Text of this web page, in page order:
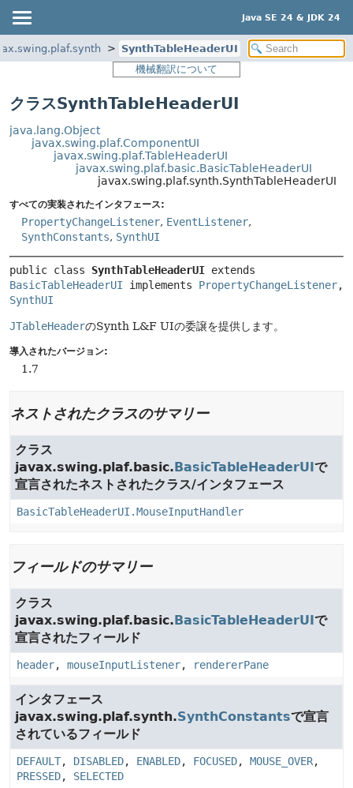
Java SE 24 & JDK 24
SynthTableHeaderUI
機械翻訳について
クラスSynthTableHeaderUI
java.lang.Object
javax.swing.plaf.ComponentUI
javax.swing.plaf.TableHeaderUI
javax.swing.plaf.basic.BasicTableHeaderUI
javax.swing.plaf.synth.SynthTableHeaderUI
すべての実装されたインタフェース:
PropertyChangeListener, EventListener,
SynthConstants, SynthUI
public class SynthTableHeaderUI
BasicTableHeaderUI implements PropertyChangeListener
SynthUI
JTableHeaderのSynth L&F UIの委譲を提供します。
導入されたバージョン:
1.7
ネストされたクラスのサマリー
クラス
javax.swing.plaf.basic.BasicTableHeaderUIで
宣言されたネストされたクラス/インタフェース
BasicTableHeaderUI.MouseInputHandler
フィールドのサマリー
クラス
javax.swing.plaf.basic.BasicTableHeaderUIで
宣言されたフィールド
header, mouseInputListener, rendererPane
インタフェース
javax.swing.plaf.synth.SynthConstantsで宣言
されているフィールド
DEFAULT, DISABLED, ENABLED, FOCUSED, MOUSE_OVER,
PRESSED, SELECTED